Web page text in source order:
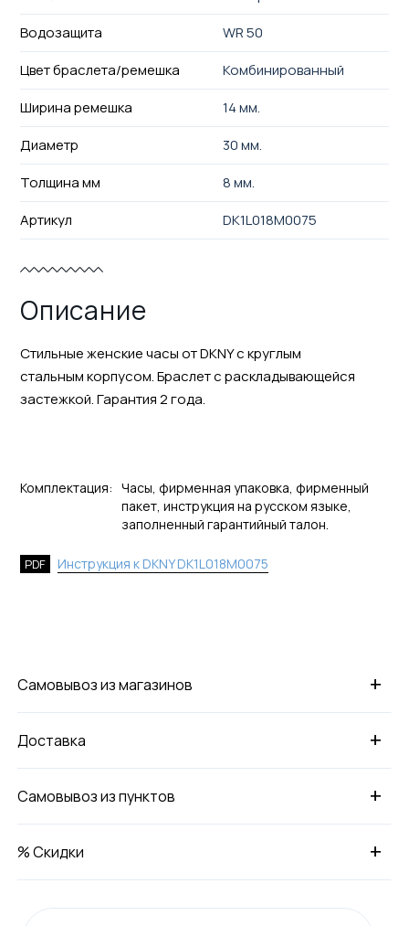
Водозащита
WR 50
Цвет браслета/ремешка
Комбинированный
Ширина ремешка
14 мм.
Диаметр
30 мм.
Толщина мм
8 мм.
Артикул
DK1L018M0075
Описание
Стильные женские часы от DKNY с круглым
стальным корпусом. Браслет с раскладывающейся
застежкой. Гарантия 2 года.
Комплектация: Часы, фирменная упаковка, фирменный
пакет, инструкция на русском языке,
заполненный гарантийный талон.
PDF Инструкция к DKNY DK1L018M0075
+
Самовывоз из магазинов
+
Доставка
+
Самовывоз из пунктов
+
% Скидки